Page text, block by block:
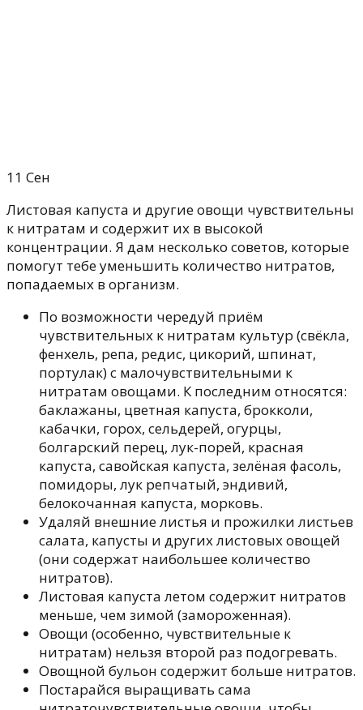
11 Сен
Листовая капуста и другие овощи чувствительны
к нитратам и содержит их в высокой
концентрации. Я дам несколько советов, которые
помогут тебе уменьшить количество нитратов,
попадаемых в организм.
По возможности чередуй приём
чувствительных к нитратам культур (свёкла,
фенхель, репа, редис, цикорий, шпинат,
портулак) с малочувствительными к
нитратам овощами. К последним относятся:
баклажаны, цветная капуста, брокколи,
кабачки, горох, сельдерей, огурцы,
болгарский перец, лук-порей, красная
капуста, савойская капуста, зелёная фасоль,
помидоры, лук репчатый, эндивий,
белокочанная капуста, морковь.
Удаляй внешние листья и прожилки листьев
салата, капусты и других листовых овощей
(они содержат наибольшее количество
нитратов).
Листовая капуста летом содержит нитратов
меньше, чем зимой (замороженная).
Овощи (особенно, чувствительные к
нитратам) нельзя второй раз подогревать.
Овощной бульон содержит больше нитратов.
Постарайся выращивать сама